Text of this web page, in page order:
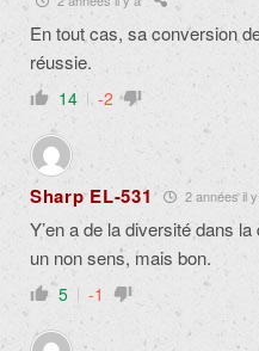
En tout cas, sa conversion
réussie.
14 -2
Sharp EL-531 2 années il
Y’en a de la diversité dans
un non sens, mais bon.
5 -1